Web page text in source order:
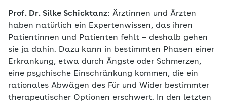
Prof. Dr. Silke Schicktanz: Ärztinnen und Ärzten
haben natürlich ein Expertenwissen, das ihren
Patientinnen und Patienten fehlt – deshalb gehen
sie ja dahin. Dazu kann in bestimmten Phasen einer
Erkrankung, etwa durch Ängste oder Schmerzen,
eine psychische Einschränkung kommen, die ein
rationales Abwägen des Für und Wider bestimmter
therapeutischer Optionen erschwert. In den letzten